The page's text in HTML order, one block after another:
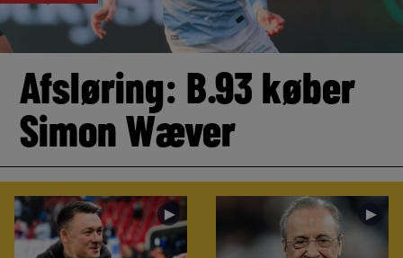
Afsløring: B.93 køber
Simon Wæver
► ►